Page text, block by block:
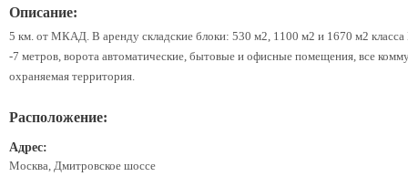
Описание:
5 км. от МКАД. В аренду складские блоки: 530 м2, 1100 м2 и 1670 м2
-7 метров, ворота автоматические, бытовые и офисные помещения, все
охраняемая территория.
Расположение:
Адрес:
Москва, Дмитровское шоссе